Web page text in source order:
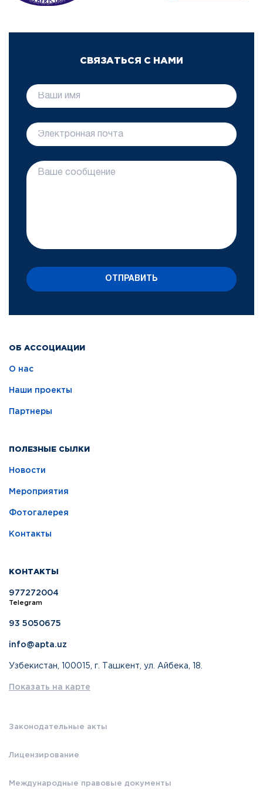
ОБ АССОЦИАЦИИ
О нас
Наши проекты
Партнеры
ПОЛЕЗНЫЕ СЫЛКИ
Новости
Мероприятия
Фотогалерея
Контакты
КОНТАКТЫ
977272004
Telegram
93 5050675
info@apta.uz
Узбекистан, 100015, г. Ташкент, ул. Айбека, 18.
Показать на карте
Законодательные акты
Лицензирование
Международные правовые документы
СВЯЗАТЬСЯ С НАМИ
ОТПРАВИТЬ